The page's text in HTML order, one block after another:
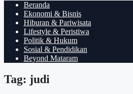
Beranda
Ekonomi & Bisnis
Hiburan & Pariwisata
Lifestyle & Peristiwa
Politik & Hukum
Sosial & Pendidikan
Beyond Mataram
Tag: judi